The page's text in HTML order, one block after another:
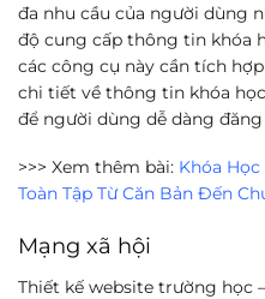
đa nhu cầu của người dùng
độ cung cấp thông tin khóa
các công cụ này cần tích
chi tiết về thông tin khóa
để người dùng dễ dàng
>>> Xem thêm bài: Khóa
Toàn Tập Từ Căn Bản Đến
Mạng xã hội
Thiết kế website trường học